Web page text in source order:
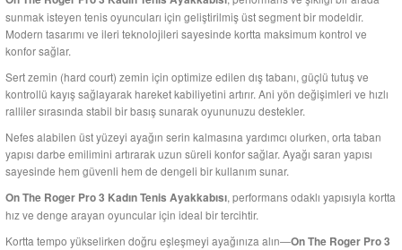
sunmak isteyen tenis oyuncuları için geliştirilmiş üst segment bir modeldir.
Modern tasarımı ve ileri teknolojileri sayesinde kortta maksimum kontrol ve
konfor sağlar.
Sert zemin (hard court) zemin için optimize edilen dış tabanı, güçlü tutuş ve
kontrollü kayış sağlayarak hareket kabiliyetini artırır. Ani yön değişimleri ve hızlı
ralliler sırasında stabil bir basış sunarak oyununuzu destekler.
Nefes alabilen üst yüzeyi ayağın serin kalmasına yardımcı olurken, orta taban
yapısı darbe emilimini artırarak uzun süreli konfor sağlar. Ayağı saran yapısı
sayesinde hem güvenli hem de dengeli bir kullanım sunar.
On The Roger Pro 3 Kadın Tenis Ayakkabısı, performans odaklı yapısıyla kortta
hız ve denge arayan oyuncular için ideal bir tercihtir.
Kortta tempo yükselirken doğru eşleşmeyi ayağınıza alın—On The Roger Pro 3